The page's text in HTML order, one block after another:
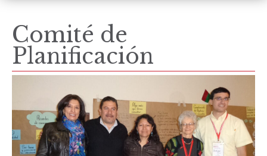
Comité de
Planificación